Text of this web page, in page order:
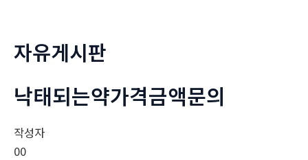
자유게시판
낙태되는약가격금액문의
작성자
00